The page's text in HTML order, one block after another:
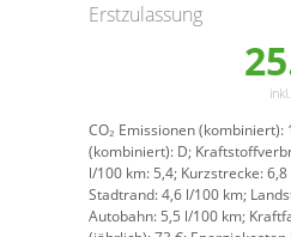
Erstzulassung
CO₂ Emissionen (kombiniert):
(kombiniert): D;
l/100 km: 5,4; Kurzstrecke:
Stadtrand:4,6 l/100 km;
Autobahn: 5,5 l/100 km;